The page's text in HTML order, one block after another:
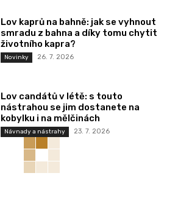
Lov kaprů na bahně: jak se vyhnout
smradu z bahna a díky tomu chytit
životního kapra?
Novinky 26. 7. 2026
Lov candátů v létě: s touto
nástrahou se jim dostanete na
kobylku i na mělčinách
Návnady a nástrahy 23. 7. 2026